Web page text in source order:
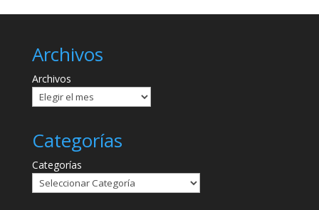
Archivos
Archivos
Categorías
Categorías